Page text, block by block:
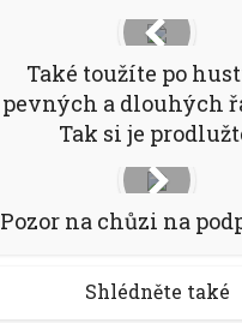
Také toužíte po
pevných a dlouhých
Tak si je
Pozor na chůzi na
Shlédněte také